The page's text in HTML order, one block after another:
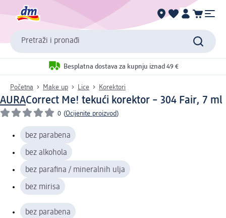
Pretraži i pronađi
Besplatna dostava za kupnju iznad 49 €
Početna Make up Lice Korektori
AURACorrect Me! tekući korektor – 304 Fair, 7 ml
0 (Ocijenite proizvod)
bez parabena
bez alkohola
bez parafina / mineralnih ulja
bez mirisa
bez parabena